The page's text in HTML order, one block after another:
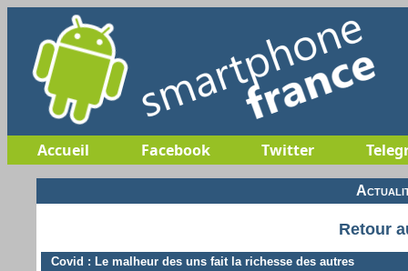
Accueil Facebook Twitter
Retour
Covid : Le malheur des uns fait la richesse des autres